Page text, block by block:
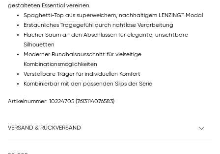
gestalteten Essential vereinen.
Spaghetti-Top aus superweichem, nachhaltigem LENZING™ Modal
Erstaunliches Tragegefühl durch nahtlose Verarbeitung
Flacher Saum an den Abschlüssen für elegante, unsichtbare
Silhouetten
Moderner Rundhalsausschnitt für vielseitige
Kombinationsmöglichkeiten
Verstellbare Träger für individuellen Komfort
Kombinierbar mit den passenden Slips der Serie
Artikelnummer: 10224705 (7613114076583)
VERSAND & RÜCKVERSAND